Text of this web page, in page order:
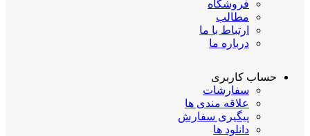
فروشگاه
مطالب
ارتباط با ما
درباره ما
حساب کاربری
سفارشات
علاقه مندی ها
پیگیری سفارش
دانلود ها